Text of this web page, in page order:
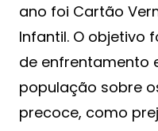
ano foi Cartão
Infantil. O objetivo
de enfrentamento
população sobre
precoce, como